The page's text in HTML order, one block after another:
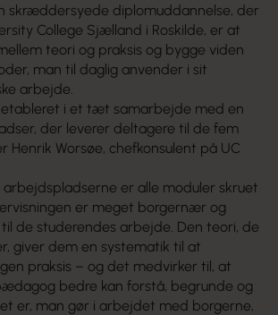
skræddersyede diplomuddannelse, der
College Sjælland i Roskilde, er at
teori og praksis og bygge viden
man til daglig anvender i sit
arbejde.
etableret i et tæt samarbejde med en
der leverer deltagere til de fem
Henrik Worsøe, chefkonsulent på UC
arbejdspladserne er alle moduler skruet
er meget borgernær og
de studerendes arbejde. Den teori, de
giver dem en systematik til at
praksis – og det medvirker til, at
bedre kan forstå, begrunde og
er, man gør i arbejdet med borgerne,